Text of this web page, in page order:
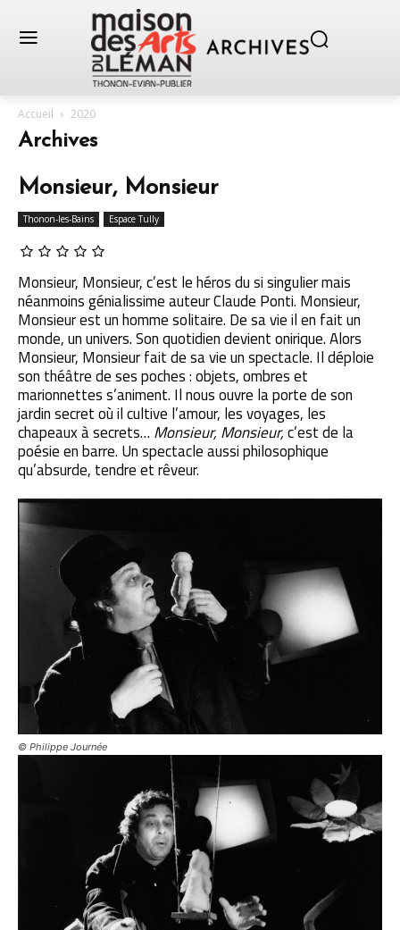
Accueil 2020
Archives
Monsieur, Monsieur
Thonon-les-Bains Espace Tully
Monsieur, Monsieur, c’est le héros du si singulier mais
néanmoins génialissime auteur Claude Ponti. Monsieur,
Monsieur est un homme solitaire. De sa vie il en fait un
monde, un univers. Son quotidien devient onirique. Alors
Monsieur, Monsieur fait de sa vie un spectacle. Il déploie
son théâtre de ses poches : objets, ombres et
marionnettes s’animent. Il nous ouvre la porte de son
jardin secret où il cultive l’amour, les voyages, les
chapeaux à secrets… Monsieur, Monsieur,c’est de la
poésie en barre. Un spectacle aussi philosophique
qu’absurde, tendre et rêveur.
© Philippe Journée